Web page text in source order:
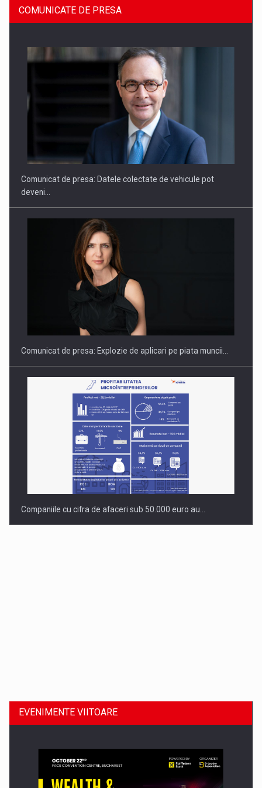
ROOTED IN ROMANIA, BUILT TO DELIVER TECHNOLOGY FOR
PUTTING ROMANIAN CORPORATE COMPANIES ON THE
INTERNATIONAL BUSINESS SCENE
COMUNICATE DE PRESA
Comunicat de presa: Datele colectate de vehicule pot
deveni…
Comunicat de presa: Explozie de aplicari pe piata muncii…
Companiile cu cifra de afaceri sub 50.000 euro au…
EVENIMENTE VIITOARE